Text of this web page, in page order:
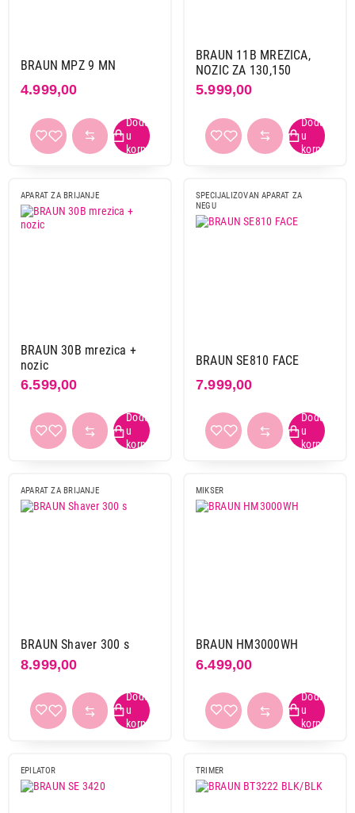
BRAUN MPZ 9 MN
4.999,00
BRAUN 11B MREZICA,
NOZIC ZA 130,150
5.999,00
APARAT ZA BRIJANJE
BRAUN 30B mrezica +
nozic
6.599,00
SPECIJALIZOVAN APARAT ZA
NEGU
BRAUN SE810 FACE
7.999,00
APARAT ZA BRIJANJE
BRAUN Shaver 300 s
8.999,00
MIKSER
BRAUN HM3000WH
6.499,00
EPILATOR TRIMER